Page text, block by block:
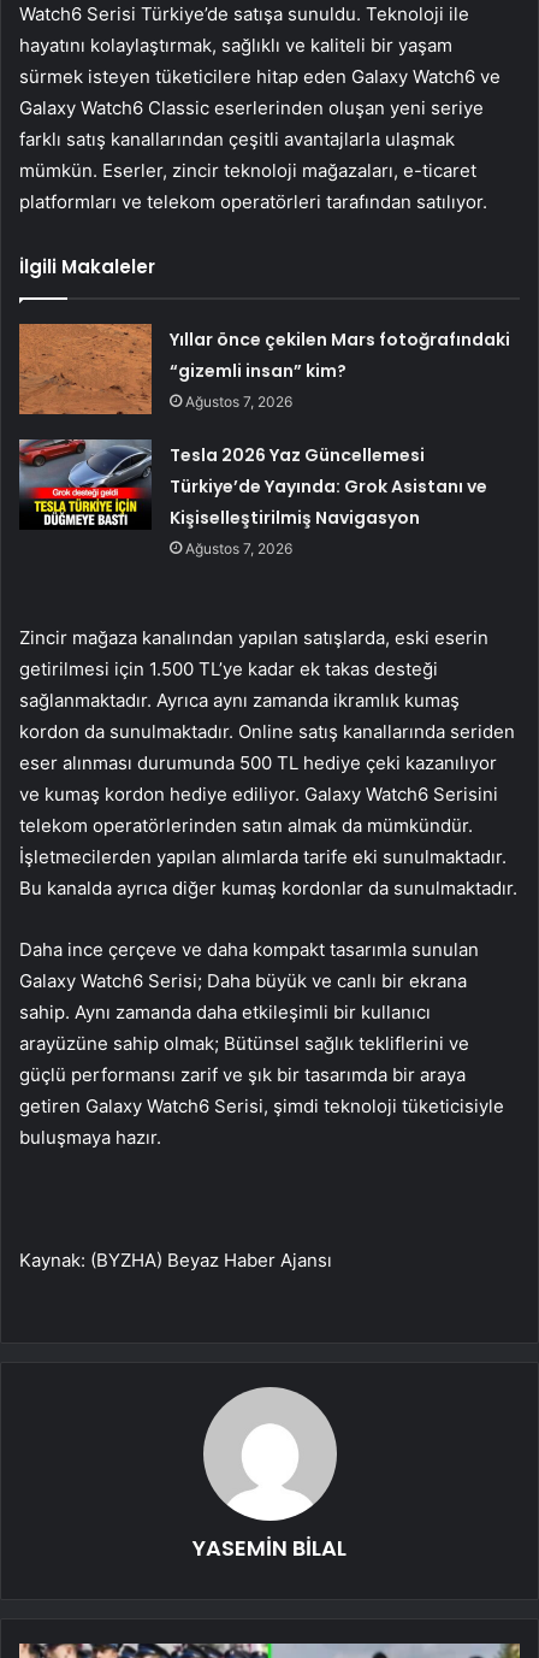
Watch6 Serisi Türkiye’de satışa sunuldu. Teknoloji ile
hayatını kolaylaştırmak, sağlıklı ve kaliteli bir yaşam
sürmek isteyen tüketicilere hitap eden Galaxy Watch6 ve
Galaxy Watch6 Classic eserlerinden oluşan yeni seriye
farklı satış kanallarından çeşitli avantajlarla ulaşmak
mümkün. Eserler, zincir teknoloji mağazaları, e-ticaret
platformları ve telekom operatörleri tarafından satılıyor.
İlgili Makaleler
Yıllar önce çekilen Mars fotoğrafındaki
“gizemli insan” kim?
Ağustos 7, 2026
Tesla 2026 Yaz Güncellemesi
Türkiye’de Yayında: Grok Asistanı ve
Kişiselleştirilmiş Navigasyon
Ağustos 7, 2026
Zincir mağaza kanalından yapılan satışlarda, eski eserin
getirilmesi için 1.500 TL’ye kadar ek takas desteği
sağlanmaktadır. Ayrıca aynı zamanda ikramlık kumaş
kordon da sunulmaktadır. Online satış kanallarında seriden
eser alınması durumunda 500 TL hediye çeki kazanılıyor
ve kumaş kordon hediye ediliyor. Galaxy Watch6 Serisini
telekom operatörlerinden satın almak da mümkündür.
İşletmecilerden yapılan alımlarda tarife eki sunulmaktadır.
Bu kanalda ayrıca diğer kumaş kordonlar da sunulmaktadır.
Daha ince çerçeve ve daha kompakt tasarımla sunulan
Galaxy Watch6 Serisi; Daha büyük ve canlı bir ekrana
sahip. Aynı zamanda daha etkileşimli bir kullanıcı
arayüzüne sahip olmak; Bütünsel sağlık tekliflerini ve
güçlü performansı zarif ve şık bir tasarımda bir araya
getiren Galaxy Watch6 Serisi, şimdi teknoloji tüketicisiyle
buluşmaya hazır.
Kaynak: (BYZHA) Beyaz Haber Ajansı
YASEMİN BİLAL